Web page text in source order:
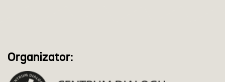
Organizator: